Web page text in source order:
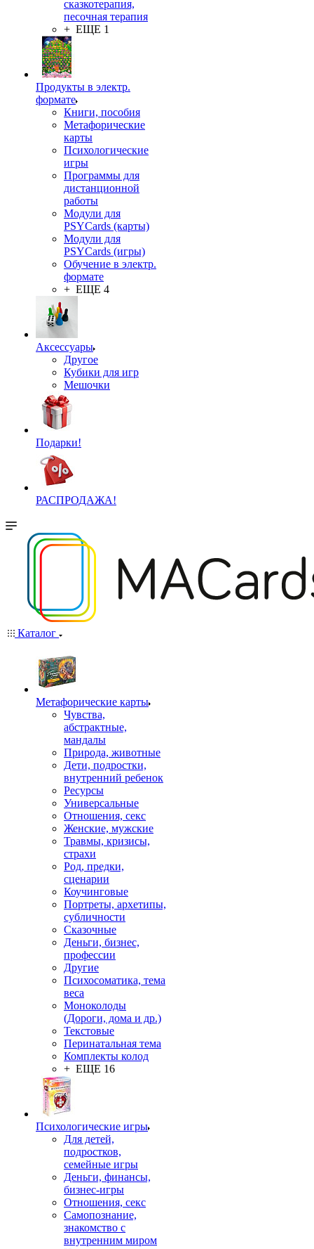
сказкотерапия,
песочная терапия
+ ЕЩЕ 1
Продукты в электр.
формате
Книги, пособия
Метафорические
карты
Психологические
игры
Программы для
дистанционной
работы
Модули для
PSYCards (карты)
Модули для
PSYCards (игры)
Обучение в электр.
формате
+ ЕЩЕ 4
Аксессуары
Другое
Кубики для игр
Мешочки
Подарки!
РАСПРОДАЖА!
Каталог
Mетафорические карты
Чувства,
абстрактные,
мандалы
Природа, животные
Дети, подростки,
внутренний ребенок
Ресурсы
Универсальные
Отношения, секс
Женские, мужские
Травмы, кризисы,
страхи
Род, предки,
сценарии
Коучинговые
Портреты, архетипы,
субличности
Сказочные
Деньги, бизнес,
профессии
Другие
Психосоматика, тема
веса
Моноколоды
(Дороги, дома и др.)
Текстовые
Перинатальная тема
Комплекты колод
+ ЕЩЕ 16
Психологические игры
Для детей,
подростков,
семейные игры
Деньги, финансы,
бизнес-игры
Отношения, секс
Самопознание,
знакомство с
внутренним миром